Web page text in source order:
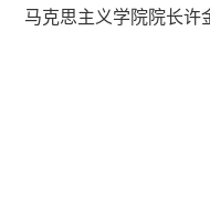
马克思主义学院院长许